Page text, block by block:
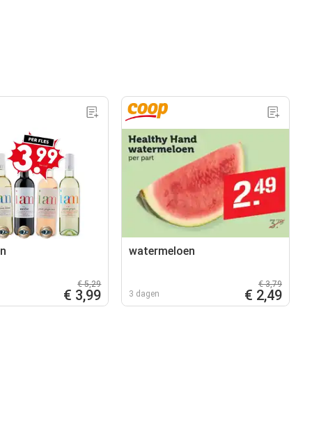
€ 5,29
€ 3,99
watermeloen
3 dagen
€ 3,79
€ 2,49